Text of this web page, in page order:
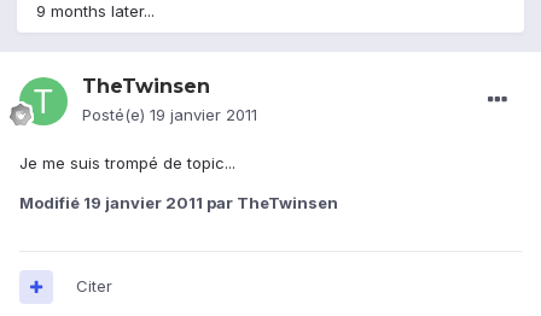
9 months later...
TheTwinsen
Posté(e) 19 janvier 2011
Je me suis trompé de topic...
Modifié 19 janvier 2011 par TheTwinsen
Citer